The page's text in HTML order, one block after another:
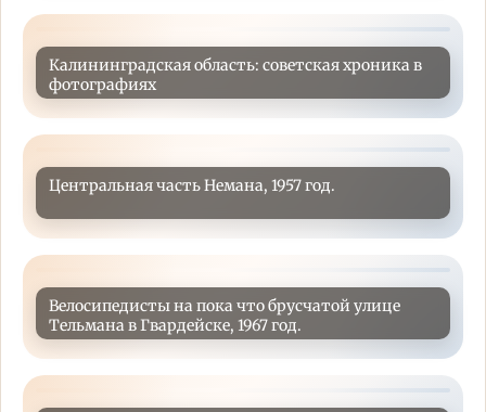
Калининградская область: советская хроника в
фотографиях
Центральная часть Немана, 1957 год.
Велосипедисты на пока что брусчатой улице
Тельмана в Гвардейске, 1967 год.